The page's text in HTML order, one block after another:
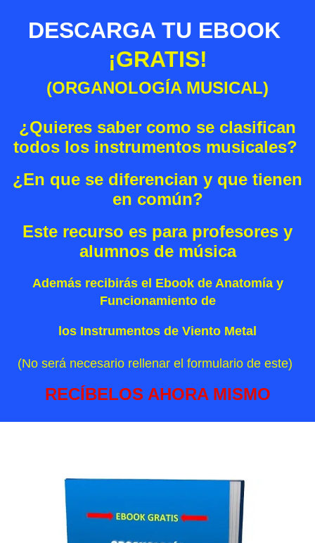
DESCARGA TU EBOOK
¡GRATIS!
(ORGANOLOGÍA MUSICAL)
¿Quieres saber como se clasifican
todos los instrumentos musicales?
¿En que se diferencian y que tienen
en común?
Este recurso es para profesores y
alumnos de música
Además recibirás el Ebook de Anatomía y
Funcionamiento de
los Instrumentos de Viento Metal
(No será necesario rellenar el formulario de este)
RECÍBELOS AHORA MISMO